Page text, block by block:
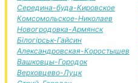
Середина-буда-Кировское
Комсомольское-Николаев
Новогродовка-Армянск
Білогірськ-Гайсин
Александровская-Коростышев
Вашковцы-Городок
Верховцево-Луцк